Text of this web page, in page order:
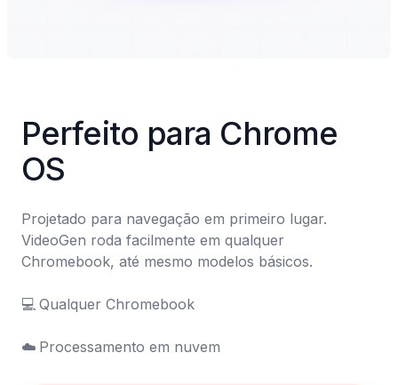
Perfeito para Chrome
OS
Projetado para navegação em primeiro lugar.
VideoGen roda facilmente em qualquer
Chromebook, até mesmo modelos básicos.
💻	Qualquer Chromebook
☁️	Processamento em nuvem